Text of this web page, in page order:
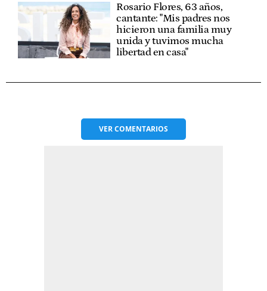
Rosario Flores, 63 años,
cantante: "Mis padres nos
hicieron una familia muy
unida y tuvimos mucha
libertad en casa"
VERCOMENTARIOS